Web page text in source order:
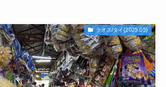
ラオス/タイ(2025.05)